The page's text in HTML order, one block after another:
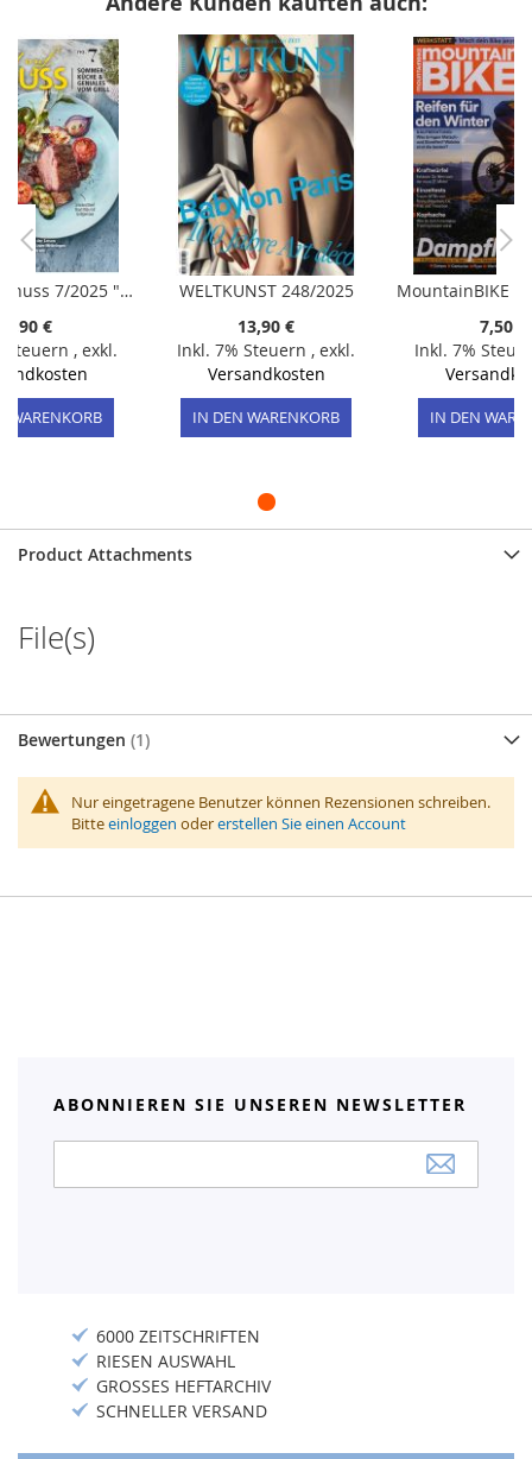
Lust auf Genuss 7/2025 "Wir feiern die Outdoor-Saison!"
4,90 €
Steuern , exkl.
WARENKORB
WELTKUNST 248/2025
13,90 €
Inkl. 7% Steuern , exkl.
Versandkosten
IN DEN WARENKORB
7,50 €
Inkl. 7%
IN DEN
Product Attachments
File(s)
Bewertungen 1
Nur eingetragene Benutzer können Rezensionen schreiben.
Bitteeinloggen odererstellen Sie einen Account
ABONNIEREN SIE UNSEREN NEWSLETTER
Newsletter:
6000 ZEITSCHRIFTEN
RIESEN AUSWAHL
GROSSES HEFTARCHIV
SCHNELLER VERSAND